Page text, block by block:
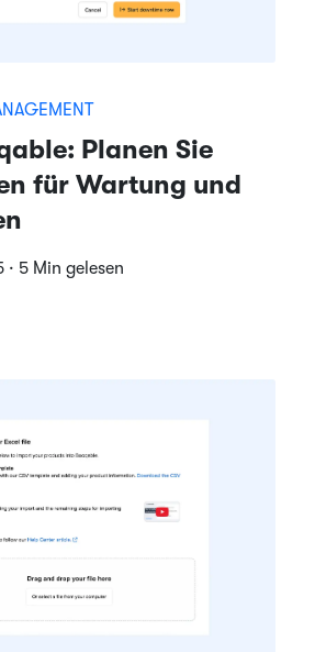
Planen Sie
für Wartung und
· 5 Min gelesen